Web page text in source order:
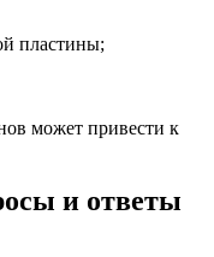
пластины;
может привести к
и ответы